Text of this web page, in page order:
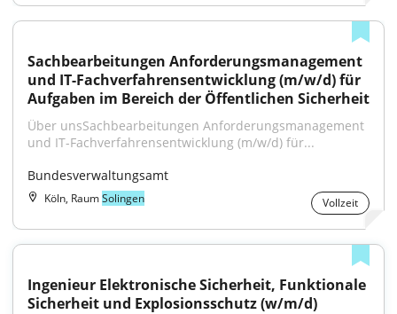
Sachbearbeitungen Anforderungsmanagement
und IT-Fachverfahrensentwicklung (m/w/d) für
Aufgaben im Bereich der Öffentlichen Sicherheit
Über unsSachbearbeitungen Anforderungsmanagement
und IT-Fachverfahrensentwicklung (m/w/d) für...
Bundesverwaltungsamt
Köln, RaumSolingen Vollzeit
Ingenieur Elektronische Sicherheit, Funktionale
Sicherheit und Explosionsschutz (w/m/d)